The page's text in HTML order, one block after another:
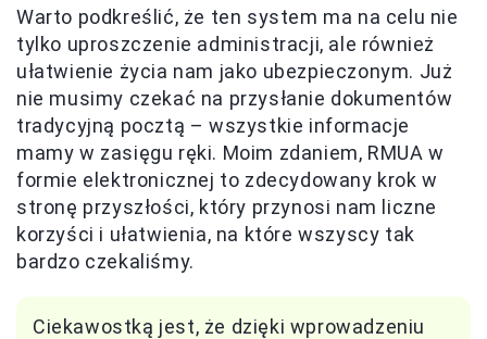
Warto podkreślić, że ten system ma na celu nie
tylko uproszczenie administracji, ale również
ułatwienie życia nam jako ubezpieczonym. Już
nie musimy czekać na przysłanie dokumentów
tradycyjną pocztą – wszystkie informacje
mamy w zasięgu ręki. Moim zdaniem, RMUA w
formie elektronicznej to zdecydowany krok w
stronę przyszłości, który przynosi nam liczne
korzyści i ułatwienia, na które wszyscy tak
bardzo czekaliśmy.
Ciekawostką jest, że dzięki wprowadzeniu